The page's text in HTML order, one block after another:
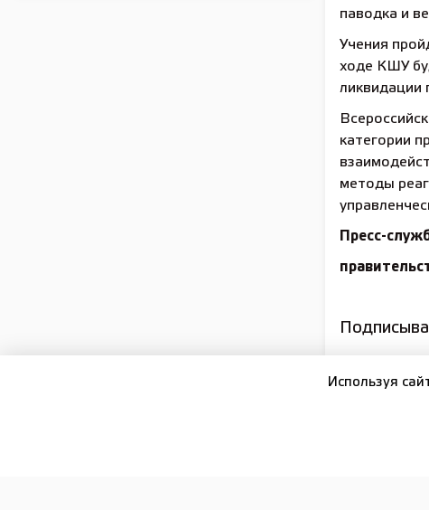
паводка и
Учения
ходе КШУ
ликвидации
категории
методы
Пресс-
Используя